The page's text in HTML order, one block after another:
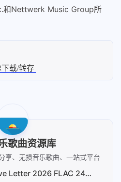
和Nettwerk Music Group所
载/转存
歌曲资源库
享、无损音乐歌曲、一站式平台
曲婉婷Love Letter 2026 FLAC 24bit无损：情书里的双语告白